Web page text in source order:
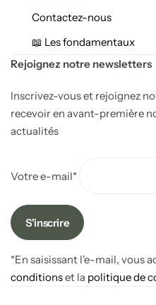
Contactez-nous
📖 Les fondamentaux
Rejoignez notre newsletters
Inscrivez-vous et rejoignez
recevoir en avant-première
actualités
Votre e-mail*
*En saisissant l'e-mail, vous
conditionset la politique de